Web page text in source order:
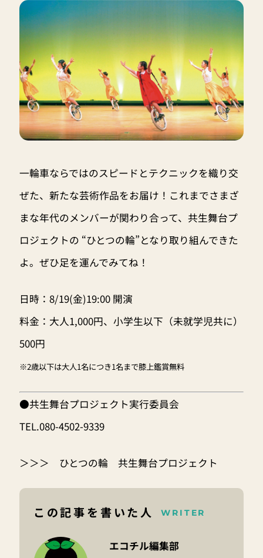
一輪車ならではのスピードとテクニックを織り交
ぜた、新たな芸術作品をお届け！これまでさまざ
まな年代のメンバーが関わり合って、共生舞台プ
ロジェクトの “ひとつの輪”となり取り組んできた
よ。ぜひ足を運んでみてね！
日時：8/19(金)19:00 開演
料金：大人1,000円、小学生以下（未就学児共に）
500円
※2歳以下は大人1名につき1名まで膝上鑑賞無料
●共生舞台プロジェクト実行委員会
TEL.080-4502-9339
＞＞＞ ひとつの輪 共生舞台プロジェクト
この記事を書いた人 WRITER
エコチル編集部